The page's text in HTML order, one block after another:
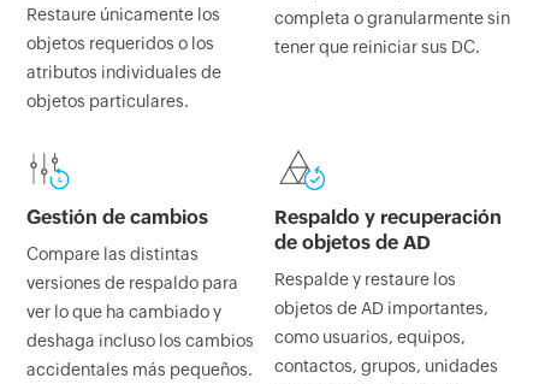
Restaure únicamente los
objetos requeridos o los
atributos individuales de
objetos particulares.
completa o granularmente sin
tener que reiniciar sus DC.
Gestión de cambios
Compare las distintas
versiones de respaldo para
ver lo que ha cambiado y
deshaga incluso los cambios
accidentales más pequeños.
Respaldo y recuperación
de objetos de AD
Respalde y restaure los
objetos de AD importantes,
como usuarios, equipos,
contactos, grupos, unidades